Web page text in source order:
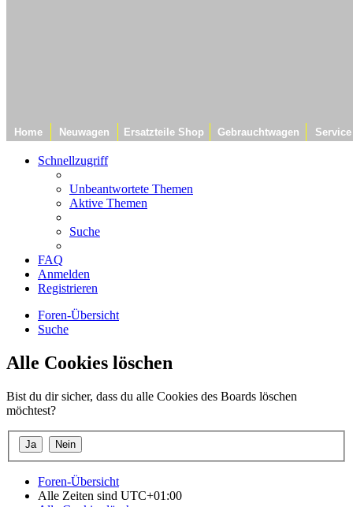
Home Neuwagen Ersatzteile Shop Gebrauchtwagen Service
Schnellzugriff
Unbeantwortete Themen
Aktive Themen
Suche
FAQ
Anmelden
Registrieren
Foren-Übersicht
Suche
Alle Cookies löschen
Bist du dir sicher, dass du alle Cookies des Boards löschen
möchtest?
Foren-Übersicht
Alle Zeiten sind UTC+01:00